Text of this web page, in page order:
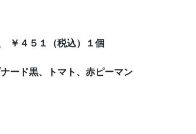
４５１（税込）１個
黒、トマト、赤ピーマン